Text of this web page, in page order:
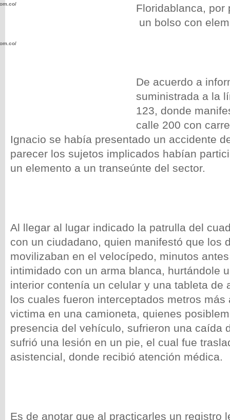
Floridablanca, por
un bolso con
De acuerdo a
suministrada a la
123, donde
calle 200 con
Ignacio se había presentado un accidente
parecer los sujetos implicados habían
un elemento a un transeúnte del sector.
Al llegar al lugar indicado la patrulla del
con un ciudadano, quien manifestó que los
movilizaban en el velocípedo, minutos
intimidado con un arma blanca, hurtándole
interior contenía un celular y una tableta de
los cuales fueron interceptados metros más
victima en una camioneta, quienes
presencia del vehículo, sufrieron una caída
sufrió una lesión en un pie, el cual fue
asistencial, donde recibió atención médica.
Es de anotar que al practicarles un registro
wp-
wp-
wp-